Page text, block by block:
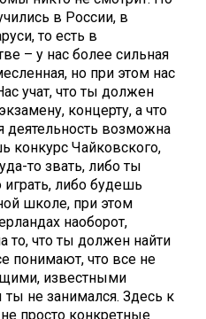
в России, в
то есть в
– у нас более сильная
но при этом нас
учат, что ты должен
концерту, а что
деятельность возможна
конкурс Чайковского,
то звать, либо ты
либо будешь
школе, при этом
наоборот,
то, что ты должен найти
понимают, что все не
известными
не занимался. Здесь к
просто конкретные